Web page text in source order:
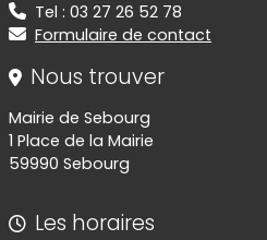
Tel : 03 27 26 52 78
Formulaire de contact
Nous trouver
Mairie de Sebourg
1 Place de la Mairie
59990 Sebourg
Les horaires